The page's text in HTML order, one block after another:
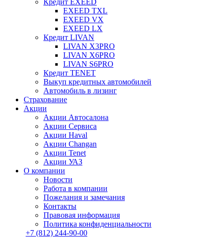
Кредит EXEED
EXEED TXL
EXEED VX
EXEED LX
Кредит LIVAN
LIVAN X3PRO
LIVAN X6PRO
LIVAN S6PRO
Кредит TENET
Выкуп кредитных автомобилей
Автомобиль в лизинг
Страхование
Акции
Акции Автосалона
Акции Сервиса
Акции Haval
Акции Changan
Акции Tenet
Акции УАЗ
О компании
Новости
Работа в компании
Пожелания и замечания
Контакты
Правовая информация
Политика конфиденциальности
+7 (812) 244-90-00